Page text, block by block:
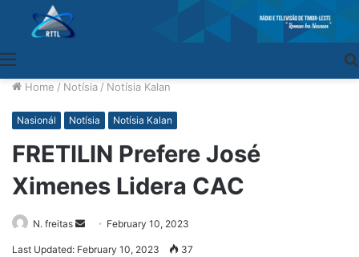
Home / Notísia / Notísia Kalan
Nasionál Notísia Notísia Kalan
FRETILIN Prefere José
Ximenes Lidera CAC
N. freitas
Send
an
February 10, 2023
Last Updated: February 10, 2023 37